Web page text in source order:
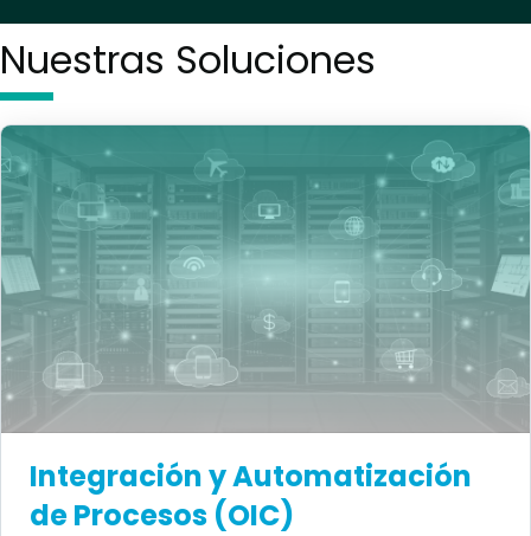
Nuestras Soluciones
Integración y Automatización
de Procesos (OIC)